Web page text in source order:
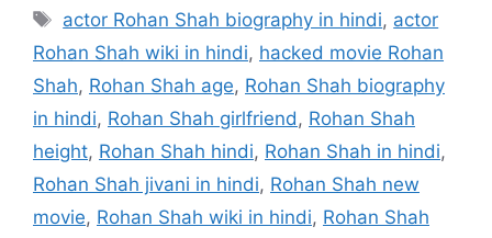
Tags
actor Rohan Shah biography in hindi, actor
Rohan Shah wiki in hindi, hacked movie Rohan
Shah, Rohan Shah age, Rohan Shah biography
in hindi, Rohan Shah girlfriend, Rohan Shah
height, Rohan Shah hindi, Rohan Shah in hindi,
Rohan Shah jivani in hindi, Rohan Shah new
movie, Rohan Shah wiki in hindi, Rohan Shah